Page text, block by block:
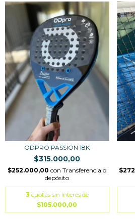
ODPRO PASSION 18K
$315.000,00
$252.000,00con Transferencia o
depósito
3 cuotas sin interés de
$105.000,00